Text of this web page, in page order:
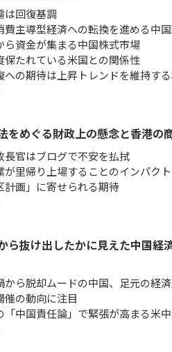
は回復基調
費主導型経済への転換を進める中
ら資金が集まる中国株式市場
保たれている米国との関係性
への期待は上昇トレンドを維持す
をめぐる財政上の懸念と香港の
長官はブログで不安を払拭
が里帰り上場することのインパクト
計画」に寄せられる期待
ら抜け出したかに見えた中国経
から脱却ムードの中国、足元の経
催の動向に注目
「中国責任論」で緊張が高まる米